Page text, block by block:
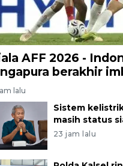
AFF 2026 -
berakhir
lalu
Sistem
masih status
23 jam lalu